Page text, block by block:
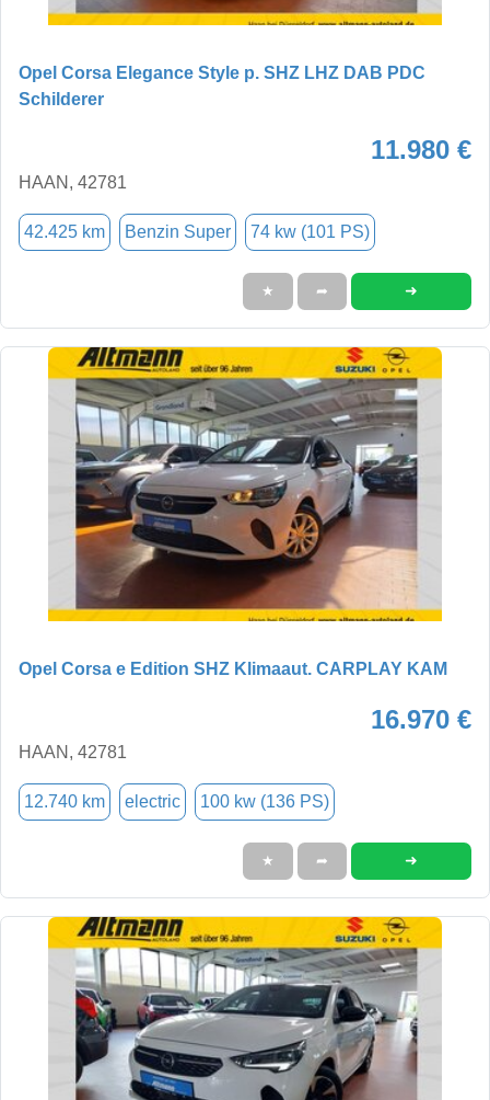
Opel Corsa Elegance Style p. SHZ LHZ DAB PDC
Schilderer
11.980 €
HAAN, 42781
42.425 km Benzin Super 74 kw (101 PS)
★ ➦ ➜
Opel Corsa e Edition SHZ Klimaaut. CARPLAY KAM
16.970 €
HAAN, 42781
12.740 km electric 100 kw (136 PS)
★ ➦ ➜